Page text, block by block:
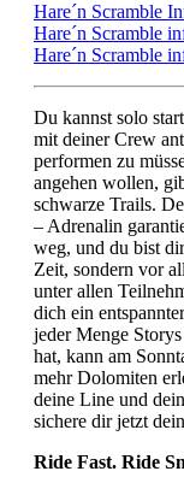
Hare´n Scramble
Hare´n Scramble
Hare´n Scramble
Du kannst solo
mit deiner Crew
performen zu
angehen wollen,
schwarze Trails.
– Adrenalin
weg, und du bist
Zeit, sondern vor
unter allen
dich ein
jeder Menge
hat, kann am
mehr Dolomiten
deine Line und
sichere dir jetzt
Ride Fast. Ride